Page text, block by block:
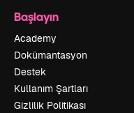
Başlayın
Academy
Dokümantasyon
Destek
Kullanım Şartları
Gizlilik Politikası